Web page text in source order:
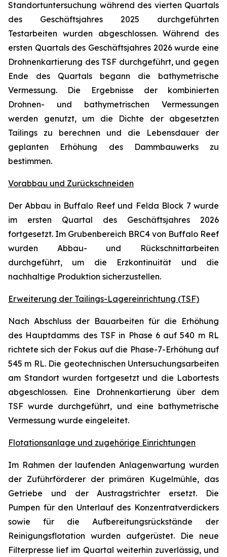
Standortuntersuchung während des vierten Quartals
des Geschäftsjahres 2025 durchgeführten
Testarbeiten wurden abgeschlossen. Während des
ersten Quartals des Geschäftsjahres 2026 wurde eine
Drohnenkartierung des TSF durchgeführt, und gegen
Ende des Quartals begann die bathymetrische
Vermessung. Die Ergebnisse der kombinierten
Drohnen- und bathymetrischen Vermessungen
werden genutzt, um die Dichte der abgesetzten
Tailings zu berechnen und die Lebensdauer der
geplanten Erhöhung des Dammbauwerks zu
bestimmen.
Vorabbau und Zurückschneiden
Der Abbau in Buffalo Reef und Felda Block 7 wurde
im ersten Quartal des Geschäftsjahres 2026
fortgesetzt. Im Grubenbereich BRC4 von Buffalo Reef
wurden Abbau- und Rückschnittarbeiten
durchgeführt, um die Erz­kontinuität und die
nachhaltige Produktion sicherzustellen.
Erweiterung der Tailings-Lagereinrichtung (TSF)
Nach Abschluss der Bauarbeiten für die Erhöhung
des Hauptdamms des TSF in Phase 6 auf 540 m RL
richtete sich der Fokus auf die Phase-7-Erhöhung auf
545 m RL. Die geotechnischen Untersuchungsarbeiten
am Standort wurden fortgesetzt und die Labortests
abgeschlossen. Eine Drohnenkartierung über dem
TSF wurde durchgeführt, und eine bathymetrische
Vermessung wurde eingeleitet.
Flotationsanlage und zugehörige Einrichtungen
Im Rahmen der laufenden Anlagenwartung wurden
der Zuführförderer der primären Kugelmühle, das
Getriebe und der Austragstrichter ersetzt. Die
Pumpen für den Unterlauf des Konzentratverdickers
sowie für die Aufbereitungsrückstände der
Reinigungsflotation wurden aufgerüstet. Die neue
Filterpresse lief im Quartal weiterhin zuverlässig, und